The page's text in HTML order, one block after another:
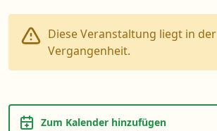
Diese Veranstaltung liegt in der
Vergangenheit.
Zum Kalender hinzufügen